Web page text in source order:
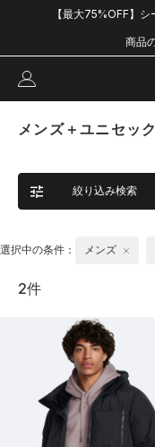
【最大75%OFF】
商品
メンズ＋ユニセッ
絞り込み検索
選択中の条件： メンズ
2件